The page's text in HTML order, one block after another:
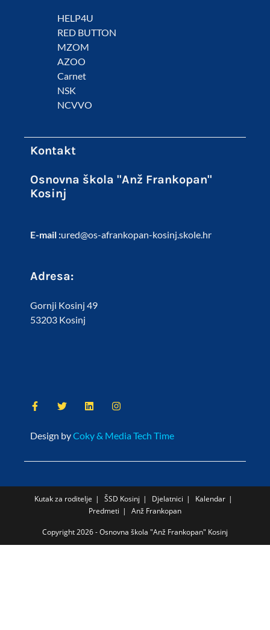
HELP4U
RED BUTTON
MZOM
AZOO
Carnet
NSK
NCVVO
Kontakt
Osnovna škola "Anž Frankopan"
Kosinj
E-mail :ured@os-afrankopan-kosinj.skole.hr
Adresa:
Gornji Kosinj 49
53203 Kosinj
Design byCoky & Media Tech Time
Kutak za roditelje ŠSD Kosinj Djelatnici
Kalendar
Predmeti
Anž Frankopan
Copyright 2026 - Osnovna škola "Anž Frankopan" Kosinj